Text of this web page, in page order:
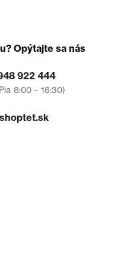
Opýtajte sa nás
922 444
8:00 – 18:30)